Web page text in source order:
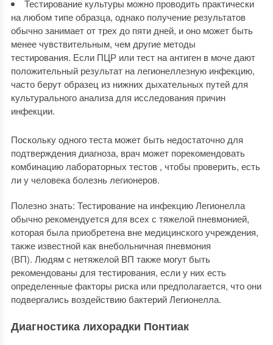
Тестирование культуры можно проводить практически
на любом типе образца, однако получение результатов
обычно занимает от трех до пяти дней, и оно может быть
менее чувствительным, чем другие методы
тестирования. Если ПЦР или тест на антиген в моче дают
положительный результат на легионеллезную инфекцию,
часто берут образец из нижних дыхательных путей для
культурального анализа для исследования причин
инфекции.
Поскольку одного теста может быть недостаточно для
подтверждения диагноза, врач может порекомендовать
комбинацию лабораторных тестов , чтобы проверить, есть
ли у человека болезнь легионеров.
Полезно знать: Тестирование на инфекцию Легионелла
обычно рекомендуется для всех с тяжелой пневмонией,
которая была приобретена вне медицинского учреждения,
также известной как внебольничная пневмония
(ВП). Людям с нетяжелой ВП также могут быть
рекомендованы для тестирования, если у них есть
определенные факторы риска или предполагается, что они
подвергались воздействию бактерий Легионелла.
Диагностика лихорадки Понтиак